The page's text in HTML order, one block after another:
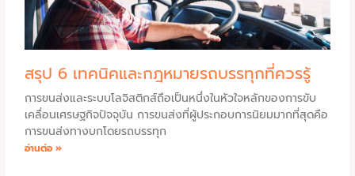
สรุป 6 เทคนิคและกฎหมายรถบรรทุกที่ควรรู้
การขนส่งและระบบโลจิสติกส์ถือเป็นหนึ่งในหัวใจหลักของการขับ
เคลื่อนเศรษฐกิจปัจจุบัน การขนส่งที่ผู้ประกอบการนิยมมากที่สุดคือ
การขนส่งทางบกโดยรถบรรทุก
อ่านต่อ »